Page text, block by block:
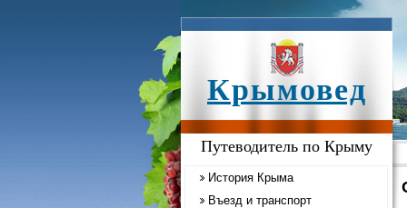
Крымовед
Путеводитель по Крыму
История Крыма
Въезд и транспорт